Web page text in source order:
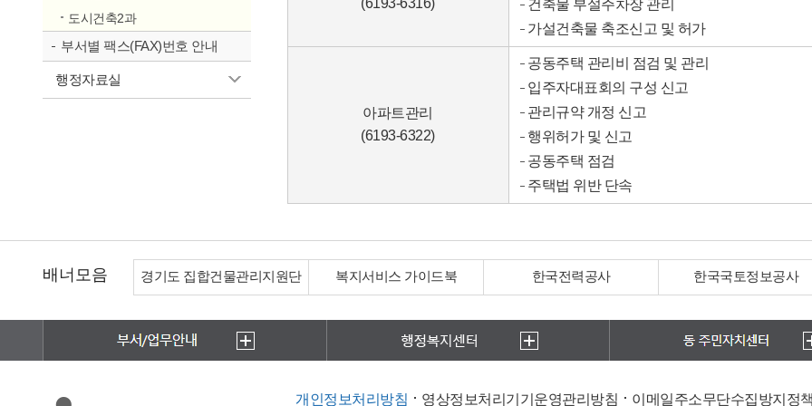
도시건축2과
부서별 팩스(FAX)번호 안내
행정자료실
(6193-6316)
건축물 부설주차장 관리
가설건축물 축조신고 및 허가
아파트관리
(6193-6322)
공동주택 관리비 점검 및 관리
입주자대표회의 구성 신고
관리규약 개정 신고
행위허가 및 신고
공동주택 점검
주택법 위반 단속
배너모음 경기도 집합건물관리지원단 복지서비스 가이드북 한국전력공사 한국국토정보공사
개인정보처리방침 영상정보처리기기운영관리방침 이메일주소무단수집방지정책